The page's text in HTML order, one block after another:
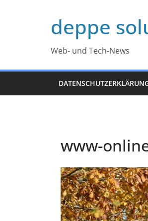
deppe
Web- und Tech-News
www-